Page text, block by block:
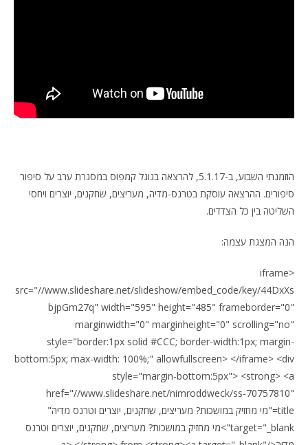
הוזמנתי השבוע, ב-5.1.17, להרצאה בגוגל קמפוס במסגרת ערב על סיפור
סיפורים. ההרצאה עוסקת בטרנס-מדיה, מעריצים, שחקנים, יוצרים ויחסי
השליטה בין כל הצדדים.
הנה המצגת עצמה:
<iframe
src="//www.slideshare.net/slideshow/embed_code/key/44DxXs
bjpGm27q" width="595" height="485" frameborder="0"
marginwidth="0" marginheight="0" scrolling="no"
style="border:1px solid #CCC; border-width:1px; margin-
bottom:5px; max-width: 100%;" allowfullscreen> </iframe> <div
style="margin-bottom:5px"> <strong> <a
href="//www.slideshare.net/nimroddweck/ss-70757810"
title="מי מחזיק במושכות? מעריצים, שחקנים, יוצרים וטרנס מדיה"
target="_blank">מי מחזיק במושכות? מעריצים, שחקנים, יוצרים וטרנס